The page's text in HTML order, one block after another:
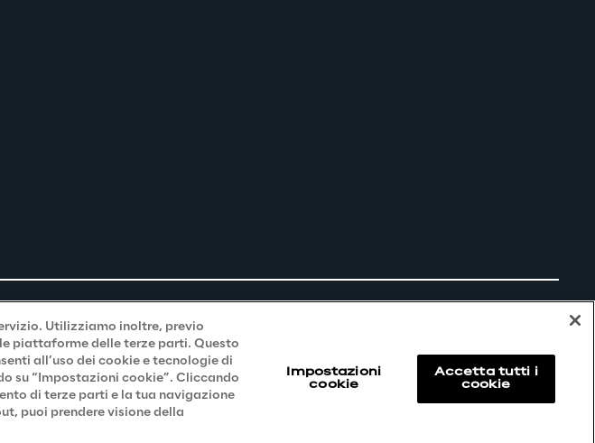
Utilizziamo inoltre, previo
piattaforme delle terze parti. Questo
all’uso dei cookie e tecnologie di
su “Impostazioni cookie”. Cliccando
di terze parti e la tua navigazione
puoi prendere visione della
Impostazioni
cookie
Accetta tutti i
cookie